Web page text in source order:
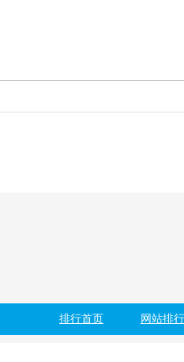
排行首页 网站排行